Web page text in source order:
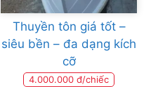
Thuyền tôn giá tốt –
siêu bền – đa dạng kích
cỡ
4.000.000 đ/chiếc